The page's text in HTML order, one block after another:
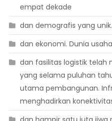
empat dekade
dan demografis yang
dan ekonomi. Dunia usaha
dan fasilitas logistik telah
yang selama puluhan
utama pembangunan.
menghadirkan